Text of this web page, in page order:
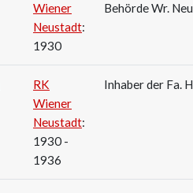
Wiener
Neustadt:
1930
Behörde Wr.
RK
Wiener
Neustadt:
1930 -
1936
Inhaber der Fa.